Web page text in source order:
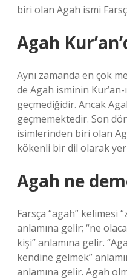
biri olan Agah ismi
Agah
Aynı zamanda en çok
de Agah isminin Kur’an-
geçmediğidir. Ancak
geçmemektedir. Son
isimlerinden biri olan
kökenli bir dil olarak yer
Agah ne
Farsça “agah” kelimesi
anlamına gelir; “ne
kişi” anlamına gelir.
kendine gelmek”
anlamına gelir. Agah